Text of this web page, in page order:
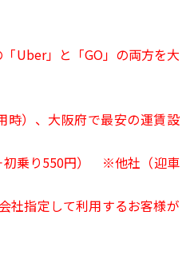
Uber」と「GO」の両方を大
時）、大阪府で最安の運賃設
初乗り550円） ※他社（迎車
社指定して利用するお客様が